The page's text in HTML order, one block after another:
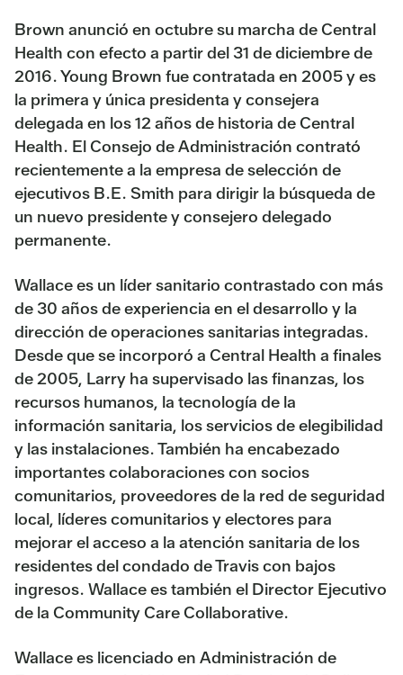
Brown anunció en octubre su marcha de Central
Health con efecto a partir del 31 de diciembre de
2016. Young Brown fue contratada en 2005 y es
la primera y única presidenta y consejera
delegada en los 12 años de historia de Central
Health. El Consejo de Administración contrató
recientemente a la empresa de selección de
ejecutivos B.E. Smith para dirigir la búsqueda de
un nuevo presidente y consejero delegado
permanente.
Wallace es un líder sanitario contrastado con más
de 30 años de experiencia en el desarrollo y la
dirección de operaciones sanitarias integradas.
Desde que se incorporó a Central Health a finales
de 2005, Larry ha supervisado las finanzas, los
recursos humanos, la tecnología de la
información sanitaria, los servicios de elegibilidad
y las instalaciones. También ha encabezado
importantes colaboraciones con socios
comunitarios, proveedores de la red de seguridad
local, líderes comunitarios y electores para
mejorar el acceso a la atención sanitaria de los
residentes del condado de Travis con bajos
ingresos. Wallace es también el Director Ejecutivo
de la Community Care Collaborative.
Wallace es licenciado en Administración de